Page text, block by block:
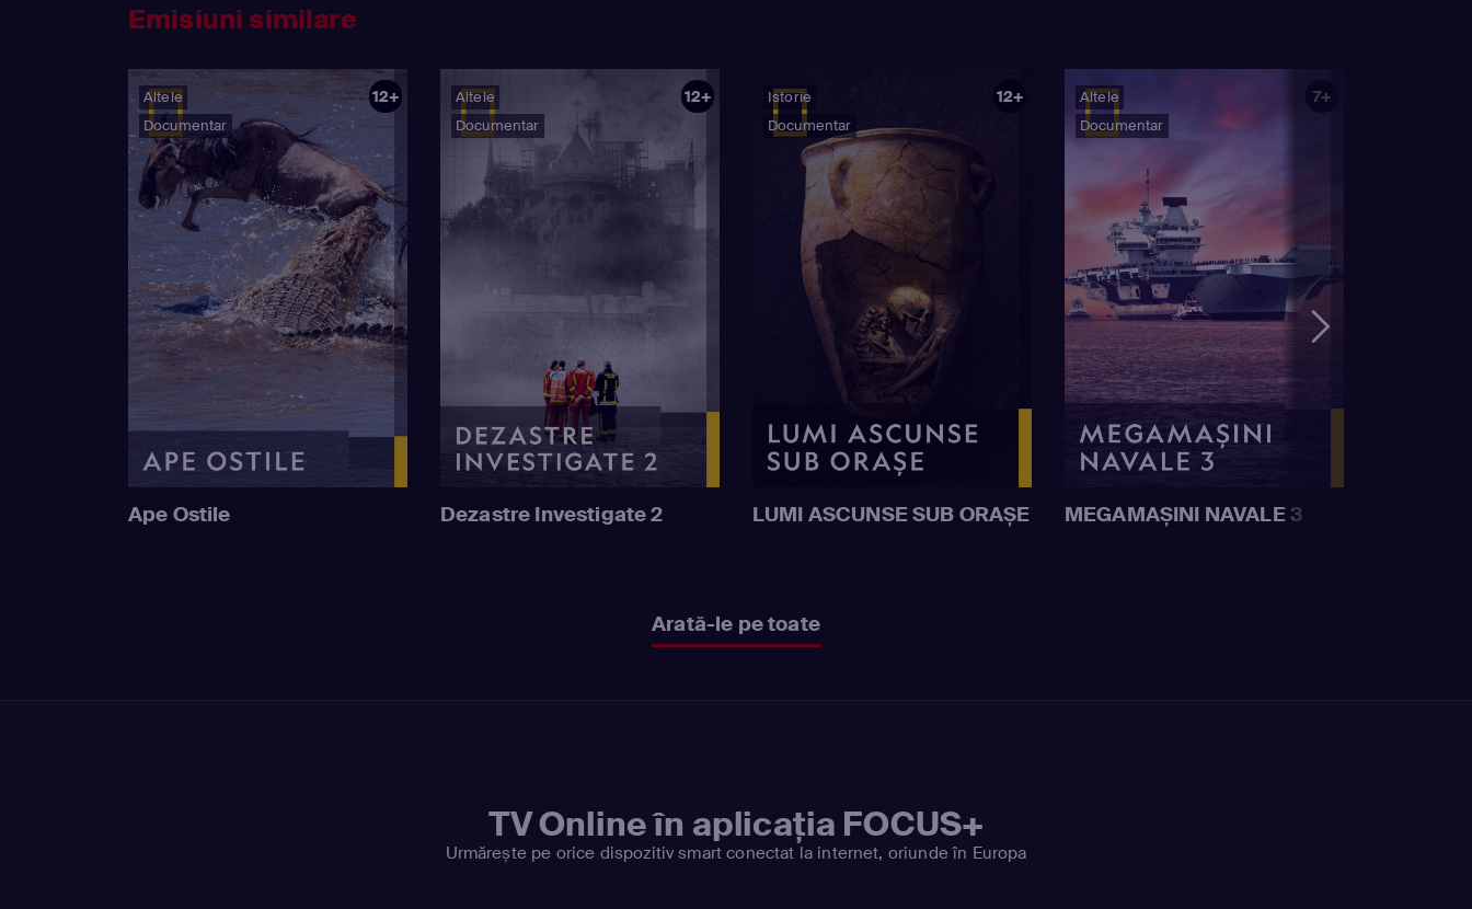
Emisiuni similare
Altele
Documentar
12+
Ape Ostile
Altele
Documentar
12+
Dezastre Investigate 2
Istorie
Documentar
12+
LUMI ASCUNSE SUB ORAȘE
Altele
Documentar
7+
MEGAMAȘINI NAVALE 3
Arată-le pe toate
TV Online în aplicația FOCUS+
Urmărește pe orice dispozitiv smart conectat la internet, oriunde în Europa